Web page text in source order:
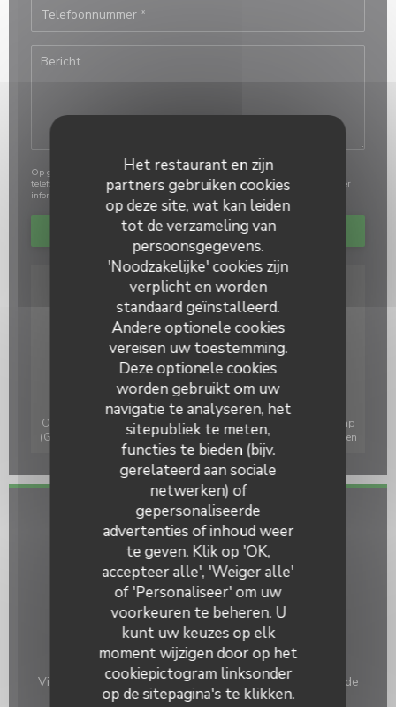
Het restaurant en zijn
partners gebruiken cookies
op deze site, wat kan leiden
tot de verzameling van
persoonsgegevens.
'Noodzakelijke' cookies zijn
verplicht en worden
standaard geïnstalleerd.
Andere optionele cookies
vereisen uw toestemming.
Deze optionele cookies
worden gebruikt om uw
navigatie te analyseren, het
sitepubliek te meten,
functies te bieden (bijv.
gerelateerd aan sociale
netwerken) of
gepersonaliseerde
advertenties of inhoud weer
te geven. Klik op 'OK,
accepteer alle', 'Weiger alle'
of 'Personaliseer' om uw
voorkeuren te beheren. U
kunt uw keuzes op elk
moment wijzigen door op het
cookiepictogram linksonder
op de sitepagina's te klikken.
Op grond van de privacywetgeving heeft u het recht om u af te melden voor
telefonische marketing via het Bel-me-niet Register:bel-me-niet.nl
. Voor meer
informatie over hoe wij uw gegevens verwerken, zie ons
Om de interactieve Waze-kaart weer te geven, moet u Waze Map
(Google) cookies accepteren. Deze cookies kunnen navigatie- en
locatiegegevens verzamelen.
Toestaan
Algemene informatie
Keuken
pannenkoeken, bretonne
Soort bedrijf
Pannekoekenbakkerij
Diensten
Vier seizoenen veranda, Private Hire, Tuin, Geblokkeerde
toegang
Le Crepillon